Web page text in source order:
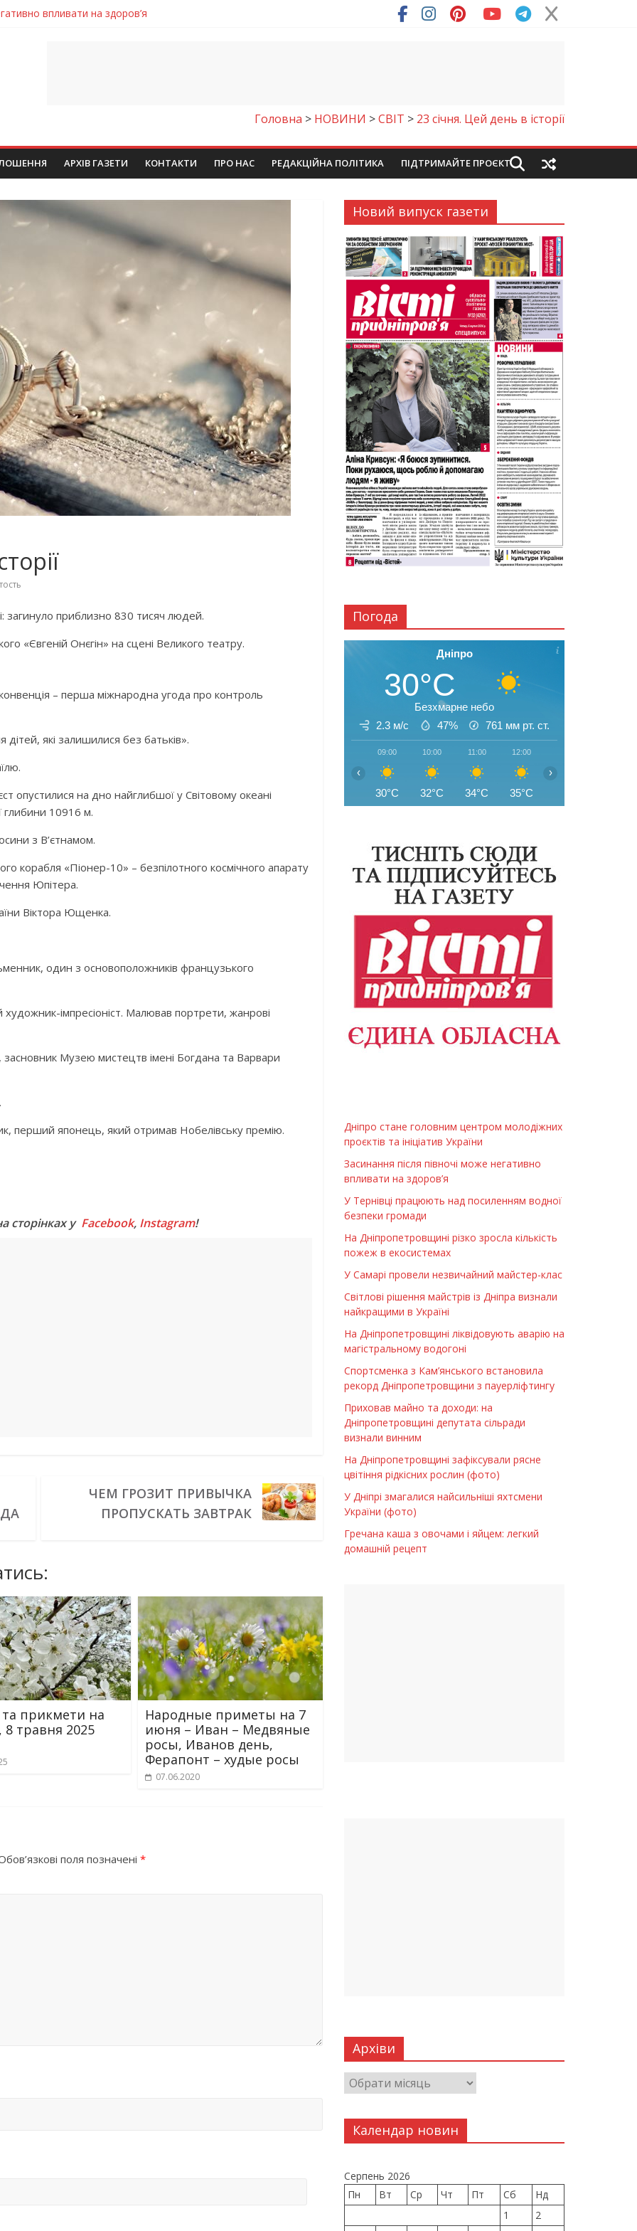
впливати на здоров’я
кількість пожеж в екосистемах
клас
проєктів та ініціатив України
Головна > НОВИНИ >СВІТ > 23 січня. Цей день в історії
АРХІВ ГАЗЕТИ КОНТАКТИ ПРО НАС РЕДАКЦІЙНА ПОЛІТИКА ПІДТРИМАЙТЕ ПРОЄКТ
загинуло приблизно 830 тисяч людей.
«Євгеній Онєгін» на сцені Великого театру.
– перша міжнародна угода про контроль
які залишилися без батьків».
опустилися на дно найглибшої у Світовому океані
глибини 10916 м.
з В’єтнамом.
корабля «Піонер-10» – безпілотного космічного апарату
Юпітера.
Віктора Ющенка.
один з основоположників французького
імпресіоніст. Малював портрети, жанрові
Музею мистецтв імені Богдана та Варвари
перший японець, який отримав Нобелівську премію.
сторінках у Facebook, Instagram!
ЧЕМ ГРОЗИТ ПРИВЫЧКА
ПРОПУСКАТЬ ЗАВТРАК
та прикмети на
8 травня 2025
Народные приметы на 7
июня – Иван – Медвяные
росы, Иванов день,
Ферапонт – худые росы
07.06.2020
поля позначені *
Новий випуск газети
Погода
Дніпро
30°C
Безхмарне небо
2.3 м/с
47% 761 мм рт. ст.
09:00
30°C
10:00
32°C
11:00
34°C
12:00
35°C
‹ ›
Дніпро стане головним центром молодіжних
проєктів та ініціатив України
Засинання після півночі може негативно
впливати на здоров’я
У Тернівці працюють над посиленням водної
безпеки громади
На Дніпропетровщині різко зросла кількість
пожеж в екосистемах
У Самарі провели незвичайний майстер-клас
Світлові рішення майстрів із Дніпра визнали
найкращими в Україні
На Дніпропетровщині ліквідовують аварію на
магістральному водогоні
Спортсменка з Кам’янського встановила
рекорд Дніпропетровщини з пауерліфтингу
Приховав майно та доходи: на
Дніпропетровщині депутата сільради
визнали винним
На Дніпропетровщині зафіксували рясне
цвітіння рідкісних рослин (фото)
У Дніпрі змагалися найсильніші яхтсмени
України (фото)
Гречана каша з овочами і яйцем: легкий
домашній рецепт
Архіви
Календар новин
Серпень 2026
Пн
Вт Ср Чт Пт Сб
Нд
1
2